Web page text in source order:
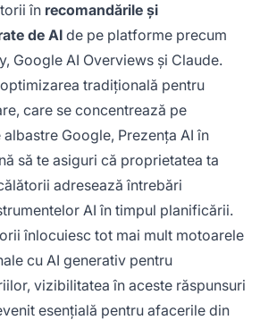
căutare, Prezența AI în
a fi citat și recomandat în
de AI. Acest lucru a
pe măsură ce călătorii
mult motoarele de căutare
generativ pentru planificarea
deciziilor de rezervare.
în recomandările și
de AI de pe platforme precum
Google AI Overviews și Claude.
tradițională pentru
care se concentrează pe
Google, Prezența AI în
să te asiguri că proprietatea ta
adresează întrebări
AI în timpul planificării.
înlocuiesc tot mai mult motoarele
cu AI generativ pentru
vizibilitatea în aceste răspunsuri
esențială pentru afacerile din